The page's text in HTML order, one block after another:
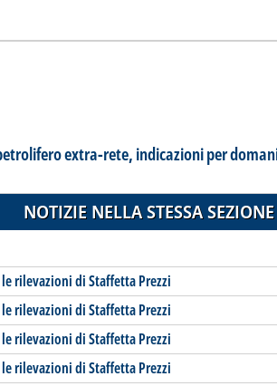
extra-rete, indicazioni per
NOTIZIE NELLA STESSA SEZIONE
rilevazioni di Staffetta Prezzi
rilevazioni di Staffetta Prezzi
rilevazioni di Staffetta Prezzi
rilevazioni di Staffetta Prezzi